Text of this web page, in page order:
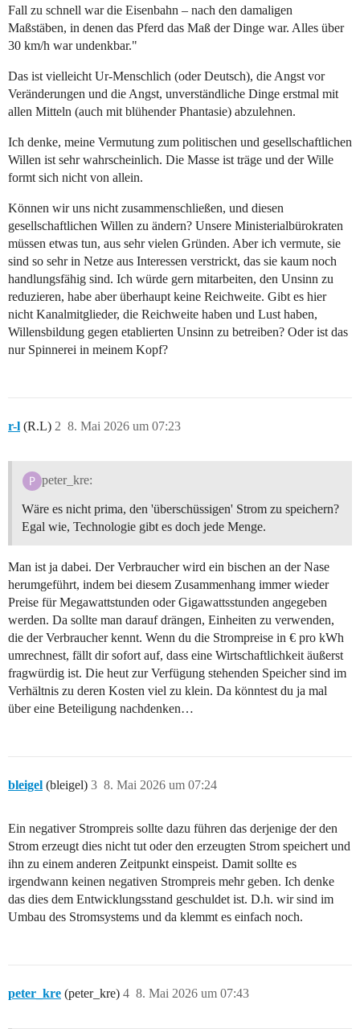
Fall zu schnell war die Eisenbahn – nach den damaligen
Maßstäben, in denen das Pferd das Maß der Dinge war. Alles über
30 km/h war undenkbar."
Das ist vielleicht Ur-Menschlich (oder Deutsch), die Angst vor
Veränderungen und die Angst, unverständliche Dinge erstmal mit
allen Mitteln (auch mit blühender Phantasie) abzulehnen.
Ich denke, meine Vermutung zum politischen und gesellschaftlichen
Willen ist sehr wahrscheinlich. Die Masse ist träge und der Wille
formt sich nicht von allein.
Können wir uns nicht zusammenschließen, und diesen
gesellschaftlichen Willen zu ändern? Unsere Ministerialbürokraten
müssen etwas tun, aus sehr vielen Gründen. Aber ich vermute, sie
sind so sehr in Netze aus Interessen verstrickt, das sie kaum noch
handlungsfähig sind. Ich würde gern mitarbeiten, den Unsinn zu
reduzieren, habe aber überhaupt keine Reichweite. Gibt es hier
nicht Kanalmitglieder, die Reichweite haben und Lust haben,
Willensbildung gegen etablierten Unsinn zu betreiben? Oder ist das
nur Spinnerei in meinem Kopf?
r-l (R.L) 8. Mai 2026 um 07:23
2
peter_kre:
Wäre es nicht prima, den 'überschüssigen' Strom zu speichern?
Egal wie, Technologie gibt es doch jede Menge.
Man ist ja dabei. Der Verbraucher wird ein bischen an der Nase
herumgeführt, indem bei diesem Zusammenhang immer wieder
Preise für Megawattstunden oder Gigawattsstunden angegeben
werden. Da sollte man darauf drängen, Einheiten zu verwenden,
die der Verbraucher kennt. Wenn du die Strompreise in € pro kWh
umrechnest, fällt dir sofort auf, dass eine Wirtschaftlichkeit äußerst
fragwürdig ist. Die heut zur Verfügung stehenden Speicher sind im
Verhältnis zu deren Kosten viel zu klein. Da könntest du ja mal
über eine Beteiligung nachdenken…
bleigel (bleigel) 8. Mai 2026 um 07:24
3
Ein negativer Strompreis sollte dazu führen das derjenige der den
Strom erzeugt dies nicht tut oder den erzeugten Strom speichert und
ihn zu einem anderen Zeitpunkt einspeist. Damit sollte es
irgendwann keinen negativen Strompreis mehr geben. Ich denke
das dies dem Entwicklungsstand geschuldet ist. D.h. wir sind im
Umbau des Stromsystems und da klemmt es einfach noch.
peter_kre (peter_kre) 8. Mai 2026 um 07:43
4